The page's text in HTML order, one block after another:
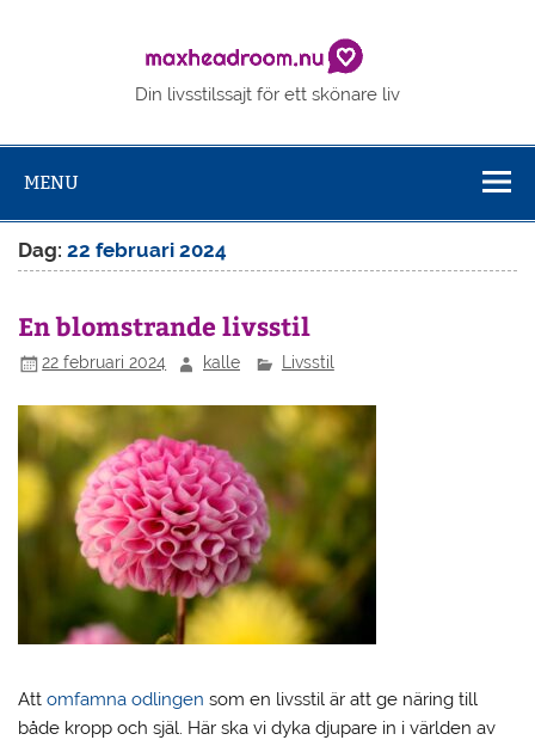
Din livsstilssajt för ett skönare liv
MENU
Dag:22 februari 2024
En blomstrande livsstil
22 februari 2024 kalle Livsstil
Attomfamna odlingen som en livsstil är att ge näring till
både kropp och själ. Här ska vi dyka djupare in i världen av